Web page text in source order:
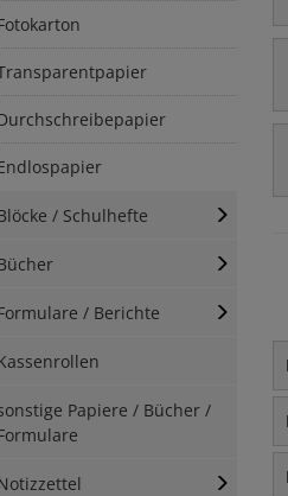
/ Schulhefte
/ Berichte
Papiere / Bücher /